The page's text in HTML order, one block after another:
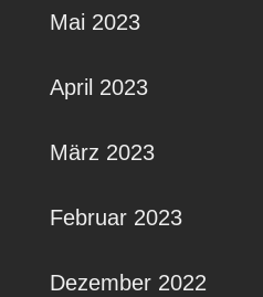
Mai 2023
April 2023
März 2023
Februar 2023
Dezember 2022